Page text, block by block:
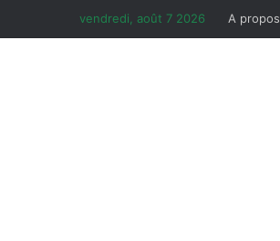
vendredi, août 7 2026 A propos